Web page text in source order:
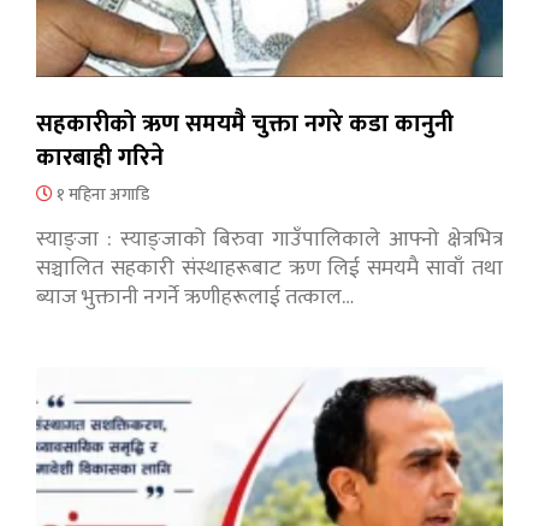
सहकारीको ऋण समयमै चुक्ता नगरे कडा कानुनी
कारबाही गरिने
१ महिना अगाडि
स्याङ्जा : स्याङ्जाको बिरुवा गाउँपालिकाले आफ्नो क्षेत्रभित्र
सञ्चालित सहकारी संस्थाहरूबाट ऋण लिई समयमै सावाँ तथा
ब्याज भुक्तानी नगर्ने ऋणीहरूलाई तत्काल…